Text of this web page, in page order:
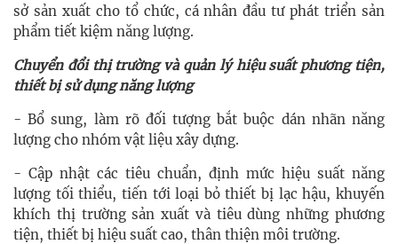
sở sản xuất cho tổ chức, cá nhân đầu tư phát triển sản
phẩm tiết kiệm năng lượng.
Chuyển đổi thị trường và quản lý hiệu suất phương tiện,
thiết bị sử dụng năng lượng
- Bổ sung, làm rõ đối tượng bắt buộc dán nhãn năng
lượng cho nhóm vật liệu xây dựng.
- Cập nhật các tiêu chuẩn, định mức hiệu suất năng
lượng tối thiểu, tiến tới loại bỏ thiết bị lạc hậu, khuyến
khích thị trường sản xuất và tiêu dùng những phương
tiện, thiết bị hiệu suất cao, thân thiện môi trường.